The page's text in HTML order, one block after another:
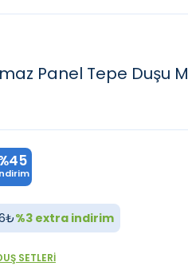
Panel Tepe Duşu
45
₺%3extra indirim
SETLERI